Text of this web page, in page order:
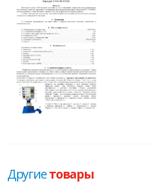
Другиетовары